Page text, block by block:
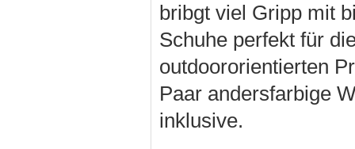
bribgt viel Gripp mit
Schuhe perfekt für
outdoororientierten
Paar andersfarbige
inklusive.